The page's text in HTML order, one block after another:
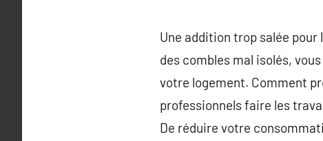
Une addition trop salée pour
des combles mal isolés,
votre logement. Comment
professionnels faire les
De réduire votre